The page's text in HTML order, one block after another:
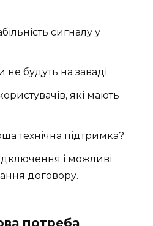
сигналу у
не будуть на заваді.
які мають
технічна підтримка?
і можливі
договору.
потреба